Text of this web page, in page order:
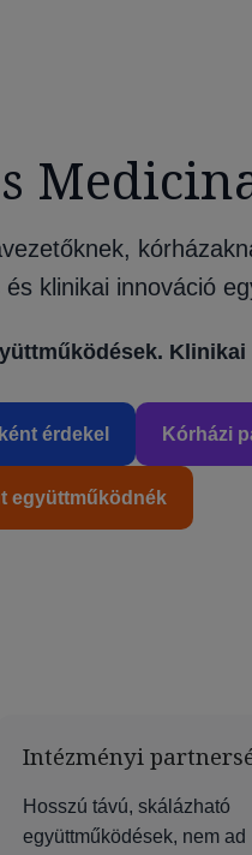
klinikai innováció
Klinikai
érdekel Kórházi
együttműködnék
Intézményi
Hosszú távú, skálázható
együttműködések, nem ad